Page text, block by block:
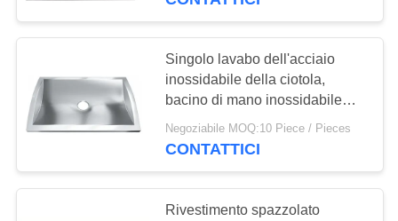
GIRO
FABBRICA
CONTROLLO
DI
QUALITÀ
Lavandino di cucina
superiore
dell'acciaio
inossidabile del
supporto
46
Singolo lavabo dell'acciaio
inossidabile della ciotola,
bacino di mano inossidabile
304
Negoziabile MOQ:10 Piece / Pieces
CONTATTICI
Rivestimento spazzolato